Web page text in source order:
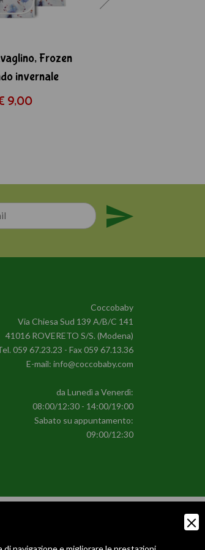
Frozen
invernale
9,00
Coccobaby
Via Chiesa Sud 139 A/B/C 141
41016 ROVERETO S/S. (Modena)
059 67.23.23 - Fax 059 67.13.36
E-mail: info@coccobaby.com
da Lunedì a Venerdì:
08:00/12:30 - 14:00/19:00
Sabato su appuntamento:
09:00/12:30